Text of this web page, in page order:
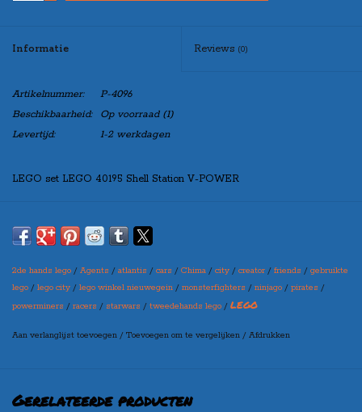
Informatie Reviews (0)
Artikelnummer:
P-4096
Beschikbaarheid:
Op voorraad(1)
Levertijd:
1-2 werkdagen
LEGO set LEGO 40195 Shell Station V-POWER
Indien u de set “zonder doos” besteld, zal de set netjes verpakt worden
ontvangen
2de hands lego / Agents / atlantis / cars / Chima / city / creator / friends / gebruikte
lego / lego city / lego winkel nieuwegein / monsterfighters / ninjago / pirates /
powerminers / racers / starwars / tweedehands lego / LEGO
Aan verlanglijst toevoegen / Toevoegen om te vergelijken / Afdrukken
Gerelateerde producten